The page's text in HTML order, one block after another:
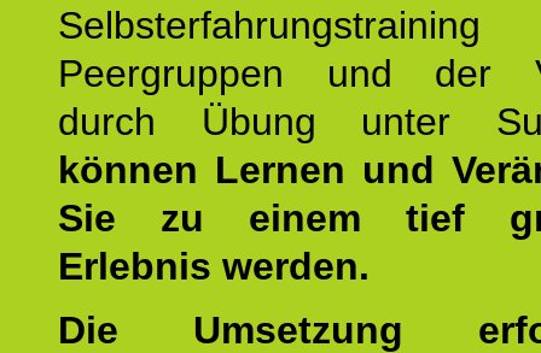
Peergruppen und der
durch Übung unter
können Lernen und
Sie zu einem tief
Erlebnis werden.
Die Umsetzung